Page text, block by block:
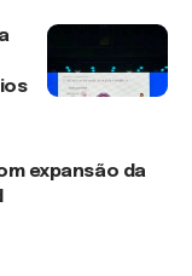
expansão da